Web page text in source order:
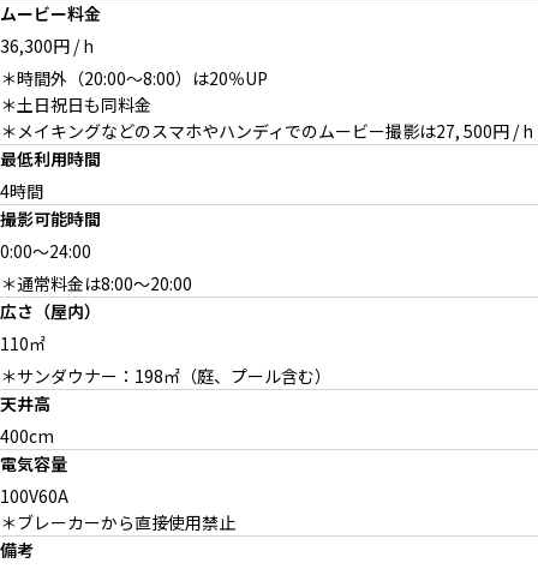
ムービー料金
36,300円 / h
＊時間外（20:00〜8:00）は20％UP
＊土日祝日も同料金
＊メイキングなどのスマホやハンディでのムービー撮影は27, 500円 / h
最低利用時間
4時間
撮影可能時間
0:00～24:00
＊通常料金は8:00〜20:00
広さ（屋内）
110㎡
＊サンダウナー：198㎡（庭、プール含む）
天井高
400cm
電気容量
100V60A
＊ブレーカーから直接使用禁止
備考